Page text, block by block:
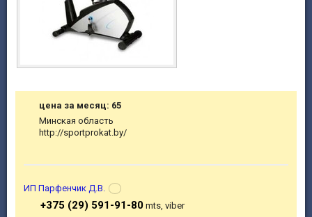
цена за месяц: 65
Минская область
http://sportprokat.by/
ИП Парфенчик Д.В.
+375 (29) 591-91-80mts, viber